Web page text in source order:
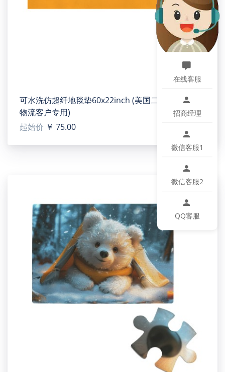
该图片展示效果仅供参考，最终效果以实物为准！由于
生产批次、机器设备等客观因素原因，难以避免或将存
在微小色差、位置及大小等误差，如遇以上问题均属于
Linen Pillow Case 18x18inch (Non-custom)(4pc)（US02)
(TEMU)
【Type】100% Polyester, 18"(L) x 18"(W), Non-custom.
quality linen, which is not easy to shape, ball and fade.
The appearance is generous and beautiful, no matter in
the home or the office, will play a very good decorative
role. Insert won't be included. It comes with one pillow
case only.
【Applicable situation】Home, car, office, etc, can be
used as pillows, throw pillows, when not in use, is also a
good decoration. It's a great gift for family, friends,
colleagues.
【Size】18"(W) x 18"(L).
【Accessory structure】One pillow case, Single design,
【Washing notice】Turn inside out and wash with like
colors. Do not iron on decoration.
可水洗仿超纤地毯垫60x22inch (美国二号工厂)(官方
物流客户专用)
起始价 ￥ 75.00
在线客服
招商经理
微信客服1
微信客服2
QQ客服